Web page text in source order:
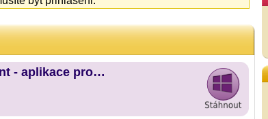
- aplikace pro…